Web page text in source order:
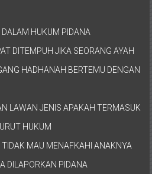
HUKUM PIDANA
DITEMPUH JIKA SEORANG AYAH
HADHANAH BERTEMU DENGAN
LAWAN JENIS APAKAH TERMASUK
HUKUM
MAU MENAFKAHI ANAKNYA
DILAPORKAN PIDANA